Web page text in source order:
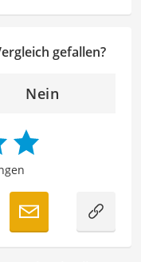
Korrektheit zu
Ihnen eine
Durch meine
ich vor allem dazu
optimal
entfalten.
gefallen?
Nein